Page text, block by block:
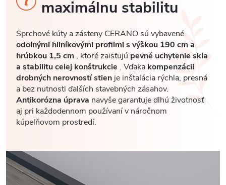
maximálnu stabilitu
Sprchové kúty a zásteny CERANO sú vybavené
odolnými hliníkovými profilmi s výškou 190 cm a
hrúbkou 1,5 cm , ktoré zaisťujú pevné uchytenie skla
a stabilitu celej konštrukcie . Vďaka kompenzácii
drobných nerovností stien je inštalácia rýchla, presná
a bez nutnosti ďalších stavebných zásahov.
Antikorózna úprava navyše garantuje dlhú životnosť
aj pri každodennom používaní v náročnom
kúpeľňovom prostredí.